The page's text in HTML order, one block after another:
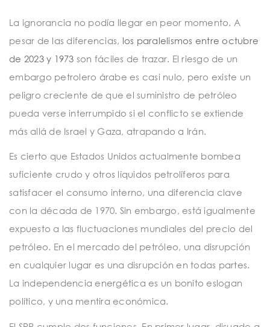
La ignorancia no podía llegar en peor momento. A
pesar de las diferencias, los paralelismos entre octubre
de 2023 y 1973 son fáciles de trazar. El riesgo de un
embargo petrolero árabe es casi nulo, pero existe un
peligro creciente de que el suministro de petróleo
pueda verse interrumpido si el conflicto se extiende
más allá de Israel y Gaza, atrapando a Irán.
Es cierto que Estados Unidos actualmente bombea
suficiente crudo y otros líquidos petrolíferos para
satisfacer el consumo interno, una diferencia clave
con la década de 1970. Sin embargo, está igualmente
expuesto a las fluctuaciones mundiales del precio del
petróleo. En el mercado del petróleo, una disrupción
en cualquier lugar es una disrupción en todas partes.
La independencia energética es un bonito eslogan
político, y una mentira económica.